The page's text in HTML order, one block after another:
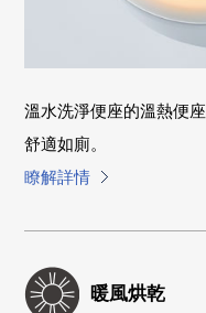
溫水洗淨便座的溫熱便
舒適如廁。
瞭解詳情
暖風烘乾